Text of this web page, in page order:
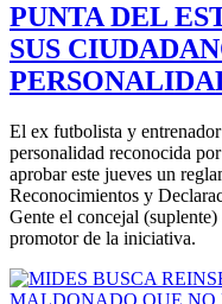
PUNTA DEL
SUS
El ex futbolista y
personalidad reconocida
aprobar este jueves un
Reconocimientos y
Gente el concejal
promotor de la iniciativa.